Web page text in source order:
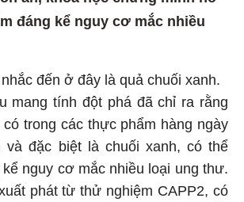
đáng kể nguy cơ mắc nhiều
đến ở đây là quả chuối xanh.
mang tính đột phá đã chỉ ra rằng
trong các thực phẩm hàng ngày
và đặc biệt là chuối xanh, có thể
nguy cơ mắc nhiều loại ung thư.
phát từ thử nghiệm CAPP2, có